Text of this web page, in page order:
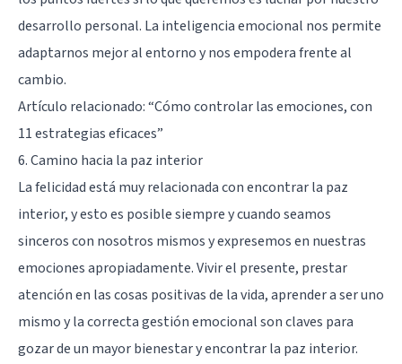
desarrollo personal. La inteligencia emocional nos permite
adaptarnos mejor al entorno y nos empodera frente al
cambio.
Artículo relacionado: “Cómo controlar las emociones, con
11 estrategias eficaces”
6. Camino hacia la paz interior
La felicidad está muy relacionada con encontrar la paz
interior, y esto es posible siempre y cuando seamos
sinceros con nosotros mismos y expresemos en nuestras
emociones apropiadamente. Vivir el presente, prestar
atención en las cosas positivas de la vida, aprender a ser uno
mismo y la correcta gestión emocional son claves para
gozar de un mayor bienestar y encontrar la paz interior.